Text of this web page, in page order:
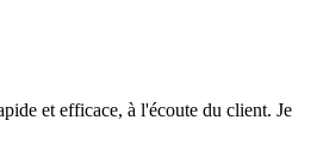
et efficace, à l'écoute du client. Je